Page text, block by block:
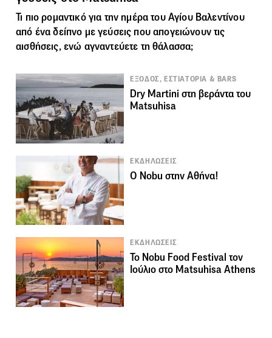
Τι πιο ρομαντικό για την ημέρα του Αγίου Βαλεντίνου
από ένα δείπνο με γεύσεις που απογειώνουν τις
αισθήσεις, ενώ αγναντεύετε τη θάλασσα;
ΕΞΟΔΟΣ, ΕΣΤΙΑΤΟΡΙΑ & BARS
Dry Martini στη βεράντα του
Matsuhisa
ΕΚΔΗΛΩΣΕΙΣ
O Nobu στην Αθήνα!
ΕΚΔΗΛΩΣΕΙΣ
To Nobu Food Festival τον
Ιούλιο στο Matsuhisa Athens